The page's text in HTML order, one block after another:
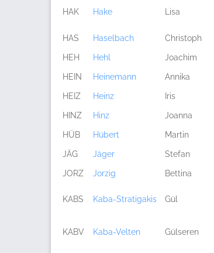
HAK Hake Lisa
HAS Haselbach Christoph
HEH Hehl Joachim
HEIN Heinemann Annika
HEIZ Heinz Iris
HINZ Hinz Joanna
HÜB Hübert Martin
JÄG Jäger Stefan
JORZ Jorzig Bettina
KABS Kaba-Stratigakis Gül
KABV Kaba-Velten Gülseren